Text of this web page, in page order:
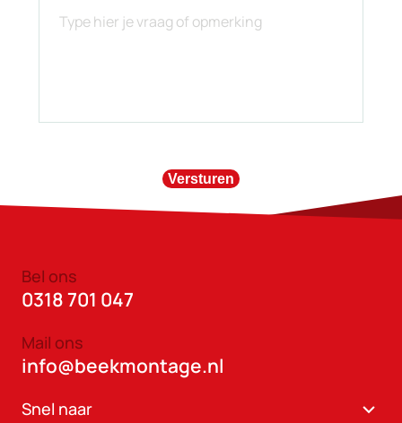
Versturen
Snel naar
Bel ons
0318 701 047
Mail ons
info@beekmontage.nl